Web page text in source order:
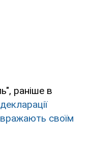
раніше в
вражають своїм